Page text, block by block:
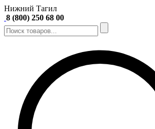
Нижний Тагил
8 (800) 250 68 00